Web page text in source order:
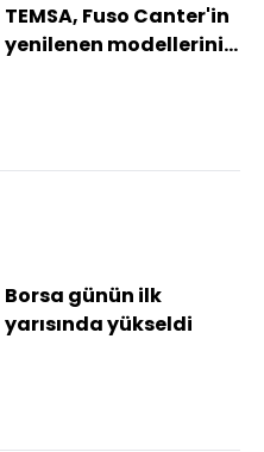
TEMSA, Fuso Canter'in
yenilenen modellerini
Borsa günün ilk
yarısında yükseldi